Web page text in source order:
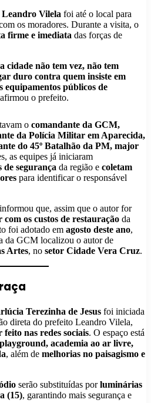
Vilela foi até o local para
os moradores. Durante a visita, o
firme e imediata das forças de
cidade não tem vez, não tem
duro contra quem insiste em
equipamentos públicos de
o prefeito.
o comandante da GCM,
da Polícia Militar em Aparecida,
do 45º Batalhão da PM, major
as equipes já iniciaram
de segurança da região e coletam
para identificar o responsável
informou que, assim que o autor for
com os custos de restauração da
foi adotado em agosto deste ano,
da GCM localizou o autor de
Artes, no setor Cidade Vera Cruz.
Terezinha de Jesus foi iniciada
direta do prefeito Leandro Vilela,
nas redes sociais. O espaço está
academia ao ar livre,
, além de melhorias no paisagismo e
serão substituídas porluminárias
(15), garantindo mais segurança e